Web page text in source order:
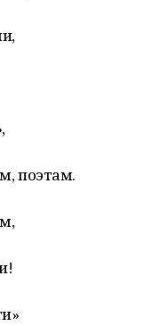
поэтам.